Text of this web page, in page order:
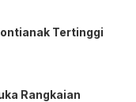
Tertinggi
Rangkaian